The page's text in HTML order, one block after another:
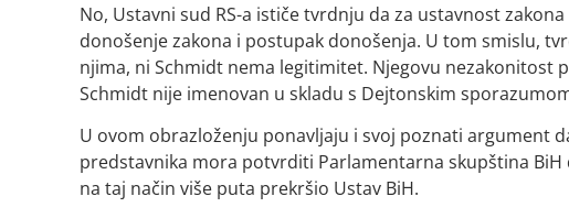
No, Ustavni sud RS-a ističe tvrdnju da za ustavnost
donošenje zakona i postupak donošenja. U tom smislu,
njima, ni Schmidt nema legitimitet. Njegovu nezakonitost
Schmidt nije imenovan u skladu s Dejtonskim
U ovom obrazloženju ponavljaju i svoj poznati argument
predstavnika mora potvrditi Parlamentarna skupština
na taj način više puta prekršio Ustav BiH.